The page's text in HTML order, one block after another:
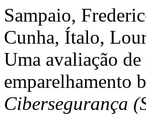
Sampaio,
Cunha, Ítalo,
Uma avaliação
emparelhamento
Cibersegurança